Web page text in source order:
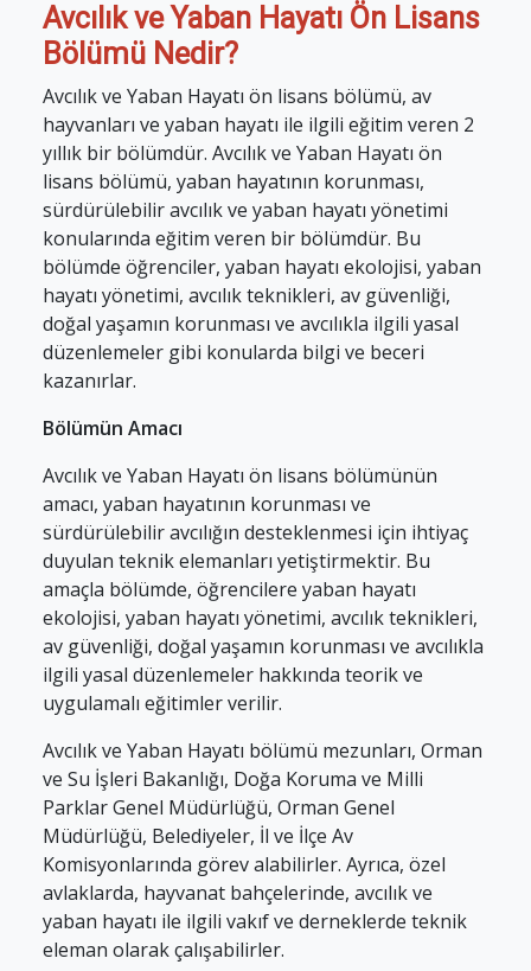
Avcılık ve Yaban Hayatı Ön Lisans
Bölümü Nedir?
Avcılık ve Yaban Hayatı ön lisans bölümü, av
hayvanları ve yaban hayatı ile ilgili eğitim veren 2
yıllık bir bölümdür. Avcılık ve Yaban Hayatı ön
lisans bölümü, yaban hayatının korunması,
sürdürülebilir avcılık ve yaban hayatı yönetimi
konularında eğitim veren bir bölümdür. Bu
bölümde öğrenciler, yaban hayatı ekolojisi, yaban
hayatı yönetimi, avcılık teknikleri, av güvenliği,
doğal yaşamın korunması ve avcılıkla ilgili yasal
düzenlemeler gibi konularda bilgi ve beceri
kazanırlar.
Bölümün Amacı
Avcılık ve Yaban Hayatı ön lisans bölümünün
amacı, yaban hayatının korunması ve
sürdürülebilir avcılığın desteklenmesi için ihtiyaç
duyulan teknik elemanları yetiştirmektir. Bu
amaçla bölümde, öğrencilere yaban hayatı
ekolojisi, yaban hayatı yönetimi, avcılık teknikleri,
av güvenliği, doğal yaşamın korunması ve avcılıkla
ilgili yasal düzenlemeler hakkında teorik ve
uygulamalı eğitimler verilir.
Avcılık ve Yaban Hayatı bölümü mezunları, Orman
ve Su İşleri Bakanlığı, Doğa Koruma ve Milli
Parklar Genel Müdürlüğü, Orman Genel
Müdürlüğü, Belediyeler, İl ve İlçe Av
Komisyonlarında görev alabilirler. Ayrıca, özel
avlaklarda, hayvanat bahçelerinde, avcılık ve
yaban hayatı ile ilgili vakıf ve derneklerde teknik
eleman olarak çalışabilirler.